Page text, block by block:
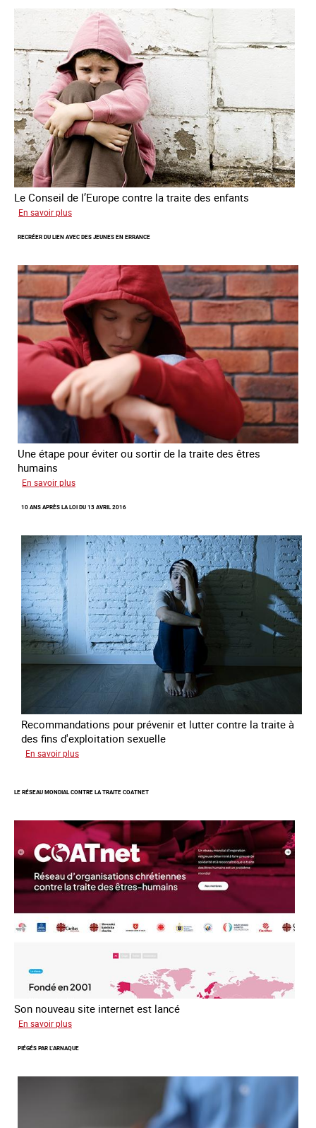
victimes
de
traite
des
êtres
humains
Le Conseil de l’Europe contre la traite des enfants
En savoir plus
forcé
d’Ukraine
RECRÉER DU LIEN AVEC DES JEUNES EN ERRANCE
Une étape pour éviter ou sortir de la traite des êtres
humains
En savoir plus
du
avec
des
jeunes
errance
10 ANS APRÈS LA LOI DU 13 AVRIL 2016
Recommandations pour prévenir et lutter contre la traite à
des fins d'exploitation sexuelle
En savoir plus
après
loi
du
13
avril
2016
LE RÉSEAU MONDIAL CONTRE LA TRAITE COATNET
Son nouveau site internet est lancé
En savoir plus
réseau
contre
PIÉGÉS PAR L’ARNAQUE